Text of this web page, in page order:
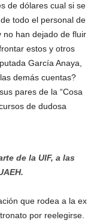
de dólares cual si se
todo el personal de
no han dejado de fluir
estos y otros
García Anaya,
demás cuentas?
pares de la “Cosa
de dudosa
de la UIF, a las
que rodea a la ex
por reelegirse.